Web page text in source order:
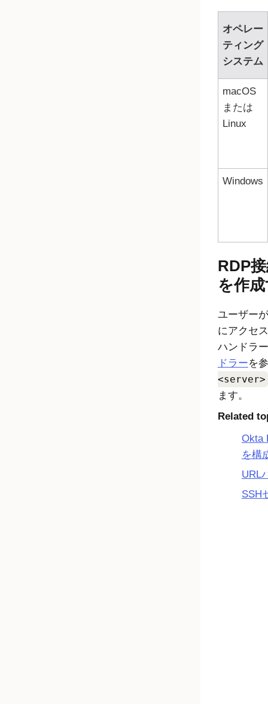
オペレー
ティング
システム
macOS
または
Linux
Windows
RDP
を作
ユーザー
にアクセ
ハンドラ
ドラーを
<server>
ます。
Related
Okta
を構
URL
SSH